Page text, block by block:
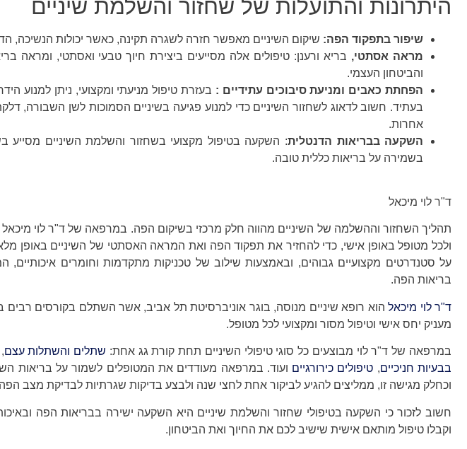
היתרונות והתועלות של שחזור והשלמת שיניים
שיפור בתפקוד הפה: שיקום השיניים מאפשר חזרה לשגרה תקינה, כאשר יכולות הנשיכה,
מראה אסתטי, בריא ורענן: טיפולים אלה מסייעים ביצירת חיוך טבעי ואסתטי, ומראה
והביטחון העצמי.
הפחתת כאבים ומניעת סיבוכים עתידיים : בעזרת טיפול מניעתי ומקצועי, ניתן למנוע
בעתיד. חשוב לדאוג לשחזור השיניים כדי למנוע פגיעה בשיניים הסמוכות לשן השבורה,
אחרות.
השקעה בבריאות הדנטלית: השקעה בטיפול מקצועי בשחזור והשלמת השיניים מסייע
בשמירה על בריאות כללית טובה.
ד"ר לוי מיכאל
תהליך השחזור וההשלמה של השיניים מהווה חלק מרכזי בשיקום הפה. במרפאה של ד"ר לוי מיכאל
ולכל מטופל באופן אישי, כדי להחזיר את תפקוד הפה ואת המראה האסתטי של השיניים באופן
על סטנדרטים מקצועיים גבוהים, ובאמצעות שילוב של טכניקות מתקדמות וחומרים איכותיים,
בריאות הפה.
ד"ר לוי מיכאלהוא רופא שיניים מנוסה, בוגר אוניברסיטת תל אביב, אשר השתלם בקורסים רבים
מעניק יחס אישי וטיפול מסור ומקצועי לכל מטופל.
במרפאה של ד"ר לוי מבוצעים כל סוגי טיפולי השיניים תחת קורת גג אחת: שתלים והשתלות עצם
בבעיות חניכיים, טיפולים כירורגיים ועוד. במרפאה מעודדים את המטופלים לשמור על בריאות
וכחלק מגישה זו, ממליצים להגיע לביקור אחת לחצי שנה ולבצע בדיקות שגרתיות לבדיקת מצב הפה,
חשוב לזכור כי השקעה בטיפולי שחזור והשלמת שיניים היא השקעה ישירה בבריאות הפה
וקבלו טיפול מותאם אישית שישיב לכם את החיוך ואת הביטחון.